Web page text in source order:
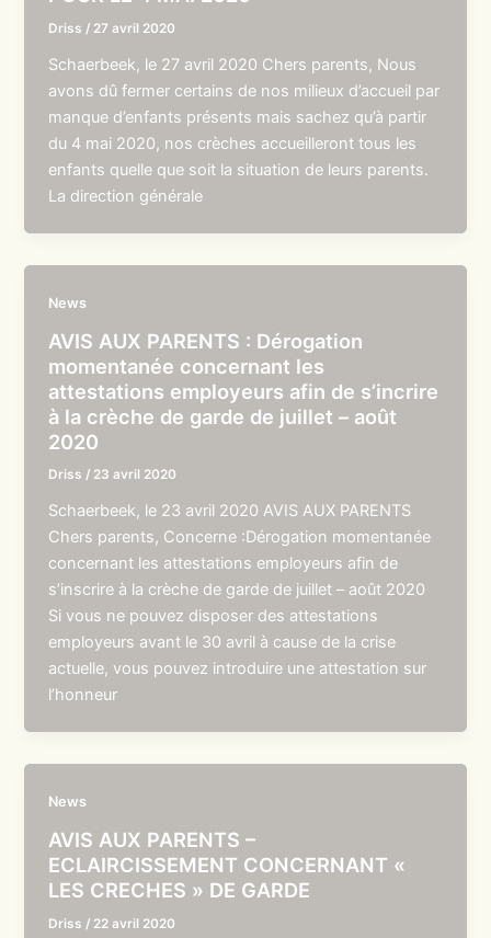
Driss / 27 avril 2020
Schaerbeek, le 27 avril 2020 Chers parents, Nous
avons dû fermer certains de nos milieux d’accueil par
manque d’enfants présents mais sachez qu’à partir
du 4 mai 2020, nos crèches accueilleront tous les
enfants quelle que soit la situation de leurs parents.
La direction générale
News
AVIS AUX PARENTS : Dérogation
momentanée concernant les
attestations employeurs afin de s’incrire
à la crèche de garde de juillet – août
2020
Driss / 23 avril 2020
Schaerbeek, le 23 avril 2020 AVIS AUX PARENTS
Chers parents, Concerne :Dérogation momentanée
concernant les attestations employeurs afin de
s’inscrire à la crèche de garde de juillet – août 2020
Si vous ne pouvez disposer des attestations
employeurs avant le 30 avril à cause de la crise
actuelle, vous pouvez introduire une attestation sur
l’honneur
News
AVIS AUX PARENTS –
ECLAIRCISSEMENT CONCERNANT «
LES CRECHES » DE GARDE
Driss / 22 avril 2020